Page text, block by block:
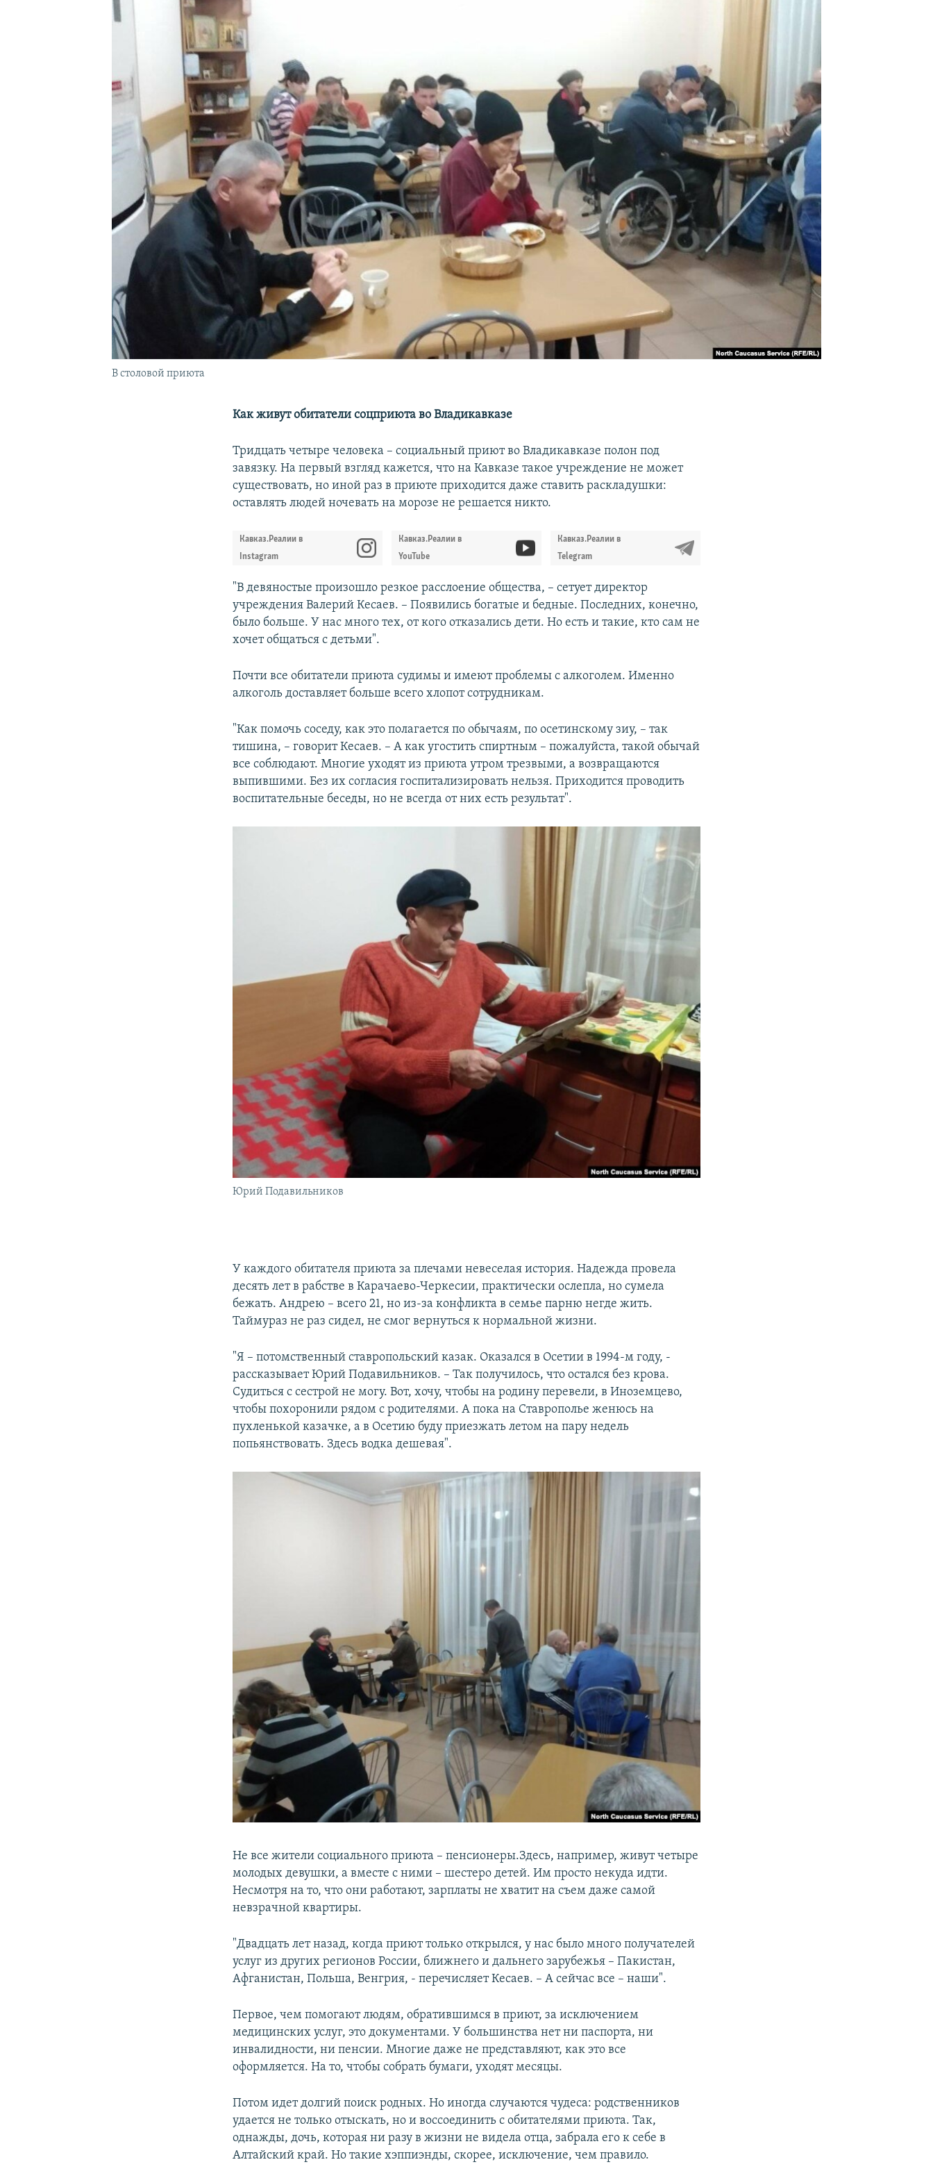
ПОДПИШИТЕСЬ НА РАССЫЛКУ
В столовой приюта
Как живут обитатели соцприюта во Владикавказе
Тридцать четыре человека – социальный приют во Владикавказе полон под
завязку. На первый взгляд кажется, что на Кавказе такое учреждение не может
существовать, но иной раз в приюте приходится даже ставить раскладушки:
оставлять людей ночевать на морозе не решается никто.
Кавказ.Реалии в
Instagram
Кавказ.Реалии в
YouTube
Кавказ.Реалии в
Telegram
"В девяностые произошло резкое расслоение общества, – сетует директор
учреждения Валерий Кесаев. – Появились богатые и бедные. Последних, конечно,
было больше. У нас много тех, от кого отказались дети. Но есть и такие, кто сам не
хочет общаться с детьми".
Почти все обитатели приюта судимы и имеют проблемы с алкоголем. Именно
алкоголь доставляет больше всего хлопот сотрудникам.
"Как помочь соседу, как это полагается по обычаям, по осетинскому зиу, – так
тишина, – говорит Кесаев. – А как угостить спиртным – пожалуйста, такой обычай
все соблюдают. Многие уходят из приюта утром трезвыми, а возвращаются
выпившими. Без их согласия госпитализировать нельзя. Приходится проводить
воспитательные беседы, но не всегда от них есть результат".
Юрий Подавильников
У каждого обитателя приюта за плечами невеселая история. Надежда провела
десять лет в рабстве в Карачаево-Черкесии, практически ослепла, но сумела
бежать. Андрею – всего 21, но из-за конфликта в семье парню негде жить.
Таймураз не раз сидел, не смог вернуться к нормальной жизни.
"Я – потомственный ставропольский казак. Оказался в Осетии в 1994-м году, -
рассказывает Юрий Подавильников. – Так получилось, что остался без крова.
Судиться с сестрой не могу. Вот, хочу, чтобы на родину перевели, в Иноземцево,
чтобы похоронили рядом с родителями. А пока на Ставрополье женюсь на
пухленькой казачке, а в Осетию буду приезжать летом на пару недель
попьянствовать. Здесь водка дешевая".
Не все жители социального приюта – пенсионеры.Здесь, например, живут четыре
молодых девушки, а вместе с ними – шестеро детей. Им просто некуда идти.
Несмотря на то, что они работают, зарплаты не хватит на съем даже самой
невзрачной квартиры.
"Двадцать лет назад, когда приют только открылся, у нас было много получателей
услуг из других регионов России, ближнего и дальнего зарубежья – Пакистан,
Афганистан, Польша, Венгрия, - перечисляет Кесаев. – А сейчас все – наши".
Первое, чем помогают людям, обратившимся в приют, за исключением
медицинских услуг, это документами. У большинства нет ни паспорта, ни
инвалидности, ни пенсии. Многие даже не представляют, как это все
оформляется. На то, чтобы собрать бумаги, уходят месяцы.
Потом идет долгий поиск родных. Но иногда случаются чудеса: родственников
удается не только отыскать, но и воссоединить с обитателями приюта. Так,
однажды, дочь, которая ни разу в жизни не видела отца, забрала его к себе в
Алтайский край. Но такие хэппиэнды, скорее, исключение, чем правило.